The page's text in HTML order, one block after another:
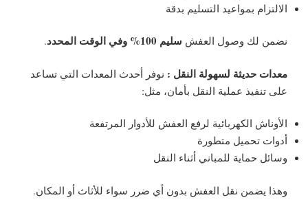
الالتزام بمواعيد التسليم بدقة
نضمن لك وصول العفش سليم 100% وفي الوقت المحدد .
معدات حديثة لسهولة النقل : نوفر أحدث المعدات التي تساعد
على تنفيذ عملية النقل بأمان، مثل:
الأوناش الكهربائية لرفع العفش للأدوار المرتفعة
أدوات تحميل متطورة
وسائل حماية للمباني أثناء النقل
وهذا يضمن نقل العفش بدون أي ضرر سواء للأثاث أو المكان.